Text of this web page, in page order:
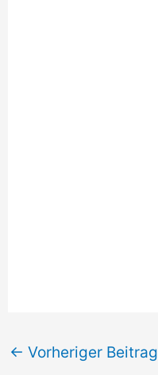
← Vorheriger Beitrag